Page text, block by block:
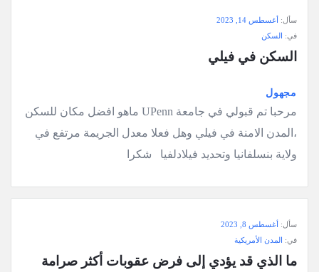
سأل: أغسطس 14, 2023
في: السكن
السكن في فيلي
مجهول
مرحبا تم قبولي في جامعة UPenn ماهو افضل مكان للسكن
،المدن الامنة في فيلي وهل فعلا معدل الجريمة مرتفع في
ولاية بنسلفانيا وتحديد فيلادلفيا شكرا
سأل: أغسطس 8, 2023
في: المدن الأمريكية